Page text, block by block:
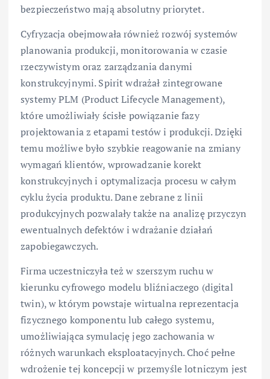
bezpieczeństwo mają absolutny priorytet.
Cyfryzacja obejmowała również rozwój systemów
planowania produkcji, monitorowania w czasie
rzeczywistym oraz zarządzania danymi
konstrukcyjnymi. Spirit wdrażał zintegrowane
systemy PLM (Product Lifecycle Management),
które umożliwiały ścisłe powiązanie fazy
projektowania z etapami testów i produkcji. Dzięki
temu możliwe było szybkie reagowanie na zmiany
wymagań klientów, wprowadzanie korekt
konstrukcyjnych i optymalizacja procesu w całym
cyklu życia produktu. Dane zebrane z linii
produkcyjnych pozwalały także na analizę przyczyn
ewentualnych defektów i wdrażanie działań
zapobiegawczych.
Firma uczestniczyła też w szerszym ruchu w
kierunku cyfrowego modelu bliźniaczego (digital
twin), w którym powstaje wirtualna reprezentacja
fizycznego komponentu lub całego systemu,
umożliwiająca symulację jego zachowania w
różnych warunkach eksploatacyjnych. Choć pełne
wdrożenie tej koncepcji w przemyśle lotniczym jest